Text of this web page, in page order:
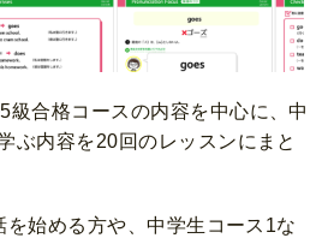
合格コースの内容を中心に、中
ぶ内容を20回のレッスンにまと
始める方や、中学生コース1な